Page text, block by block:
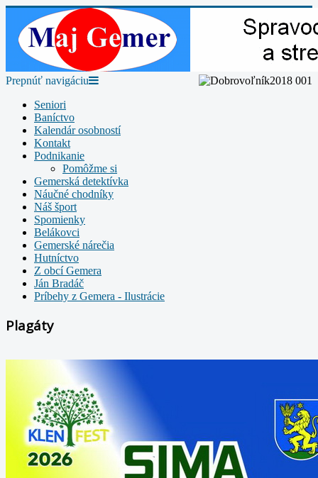
Prepnúť navigáciu
Seniori
Baníctvo
Kalendár osobností
Kontakt
Podnikanie
Pomôžme si
Gemerská detektívka
Náučné chodníky
Náš šport
Spomienky
Belákovci
Gemerské nárečia
Hutníctvo
Z obcí Gemera
Ján Bradáč
Príbehy z Gemera - Ilustrácie
Plagáty